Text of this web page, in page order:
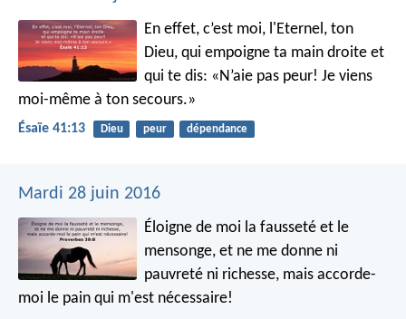
En effet, c’est moi, l'Eternel, ton
Dieu, qui empoigne ta main droite et
qui te dis: «N’aie pas peur! Je viens
moi-même à ton secours.»
Ésaïe 41:13 Dieu peur dépendance
Mardi 28 juin 2016
Éloigne de moi la fausseté et le
mensonge, et ne me donne ni
pauvreté ni richesse, mais accorde-
moi le pain qui m'est nécessaire!